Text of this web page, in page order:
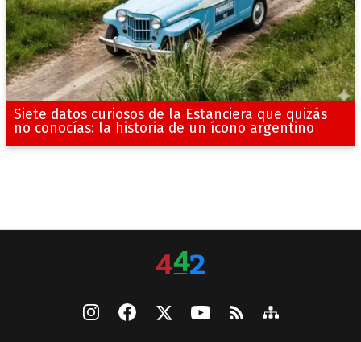
Siete datos curiosos de la Estanciera que quizás
no conocías: la historia de un ícono argentino